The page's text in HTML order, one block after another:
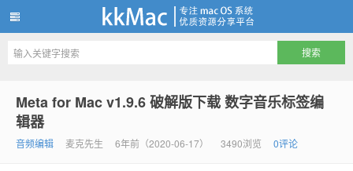
Meta for Mac v1.9.6 破解版下载 数字音乐标签编
辑器
音频编辑 麦克先生 6年前（2020-06-17） 3490浏览 0评论